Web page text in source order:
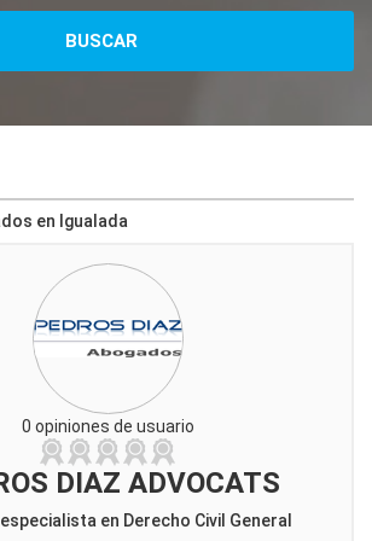
en Igualada
0 opiniones de usuario
DIAZ ADVOCATS
en Derecho Civil General